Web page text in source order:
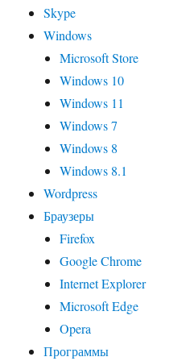
Skype
Windows
Microsoft Store
Windows 10
Windows 11
Windows 7
Windows 8
Windows 8.1
Wordpress
Браузеры
Firefox
Google Chrome
Internet Explorer
Microsoft Edge
Opera
Программы